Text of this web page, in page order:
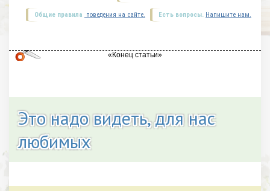
Есть вопросы. Напишите нам.
Общие правила поведения на сайте.
Это надо видеть, для нас
любимых